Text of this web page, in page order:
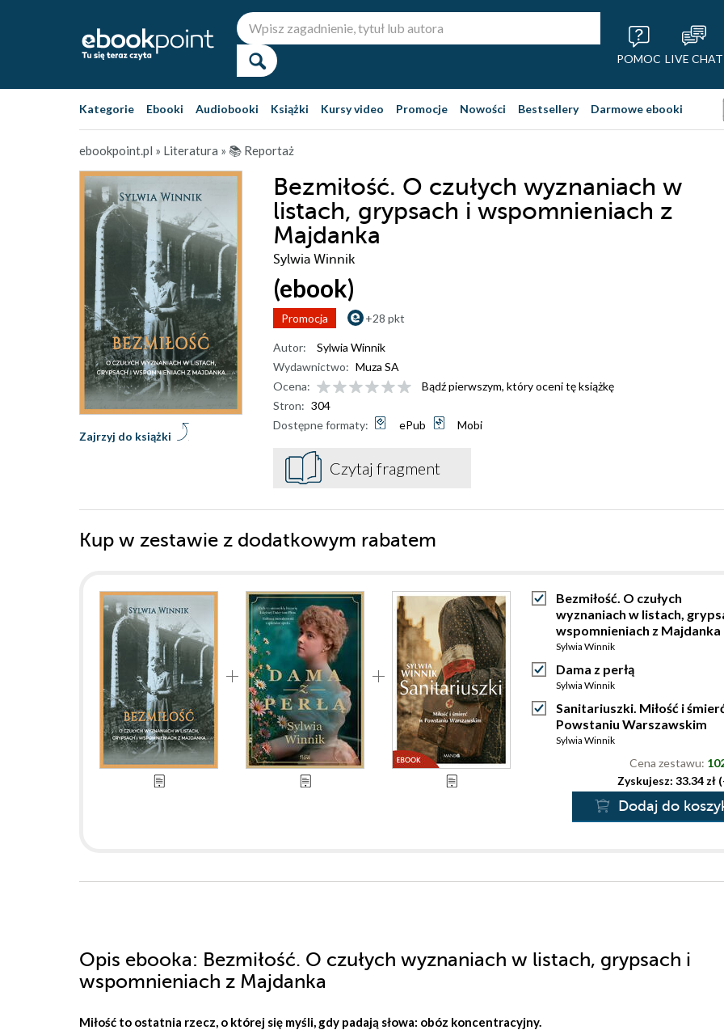
POMOC LIVE CHAT
Kategorie Ebooki Audiobooki Książki Kursy video Promocje Nowości Bestsellery Darmowe ebooki
ebookpoint.pl » Literatura » 📚 Reportaż
Bezmiłość. O czułych wyznaniach w
listach, grypsach i wspomnieniach z
Majdanka
Sylwia Winnik
(ebook)
Promocja +28 pkt
Zajrzyj do książki
Autor:
Sylwia Winnik
Wydawnictwo: Muza SA
Ocena:
Bądź pierwszym, który oceni tę książkę
Stron: 304
Dostępne formaty:
ePub Mobi
Czytaj fragment
Kup w zestawie z dodatkowym rabatem
Bezmiłość. O czułych
wyznaniach w listach,
wspomnieniach z Majdanka
Sylwia Winnik
Dama z perłą
Sylwia Winnik
Sanitariuszki. Miłość i
Powstaniu Warszawskim
Sylwia Winnik
Cena zestawu:
Zyskujesz: 33.34 zł
Dodaj do
Opis ebooka: Bezmiłość. O czułych wyznaniach w listach, grypsach i
wspomnieniach z Majdanka
Miłość to ostatnia rzecz, o której się myśli, gdy padają słowa: obóz koncentracyjny.